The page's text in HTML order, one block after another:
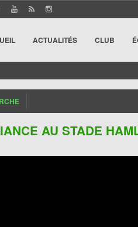
ACTUALITÉS CLUB
AU STADE